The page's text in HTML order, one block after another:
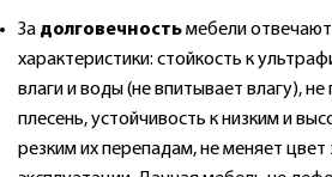
За долговечностьмебели
характеристики: стойкость к
влаги и воды (не впитывает влагу), не
плесень, устойчивость к низким и
резким их перепадам, не меняет цвет